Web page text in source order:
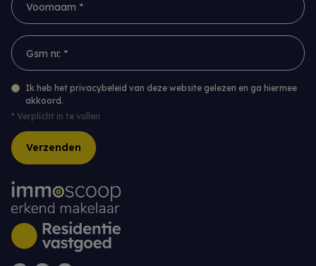
Gsm nr. *
Ik heb het privacybeleid van deze website gelezen en ga hiermee
akkoord.
* Verplicht in te vullen
Verzenden